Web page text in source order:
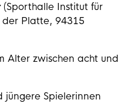
(Sporthalle Institut für
der Platte, 94315
Alter zwischen acht und
jüngere Spielerinnen